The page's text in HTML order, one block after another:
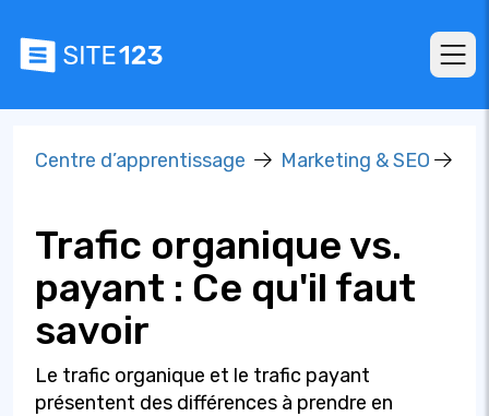
Centre d’apprentissage Marketing & SEO
Trafic organique vs.
payant : Ce qu'il faut
savoir
Le trafic organique et le trafic payant
présentent des différences à prendre en